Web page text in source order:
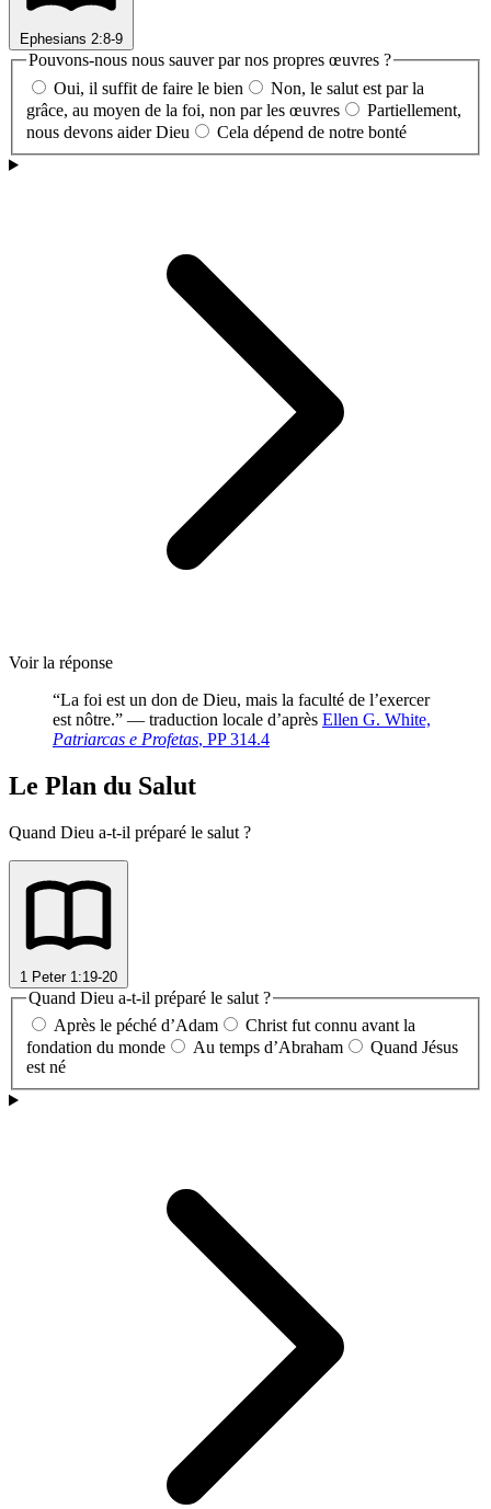
Ephesians 2:8-9
Pouvons-nous nous sauver par nos propres œuvres ?
Oui, il suffit de faire le bien
Non, le salut est par la
grâce, au moyen de la foi, non par les œuvres
Partiellement,
nous devons aider Dieu
Cela dépend de notre bonté
Voir la réponse
“La foi est un don de Dieu, mais la faculté de l’exercer
est nôtre.” — traduction locale d’après Ellen G. White,
Patriarcas e Profetas, PP 314.4
Le Plan du Salut
Quand Dieu a-t-il préparé le salut ?
1 Peter 1:19-20
Quand Dieu a-t-il préparé le salut ?
Après le péché d’Adam
Christ fut connu avant la
fondation du monde
Au temps d’Abraham
Quand Jésus
est né